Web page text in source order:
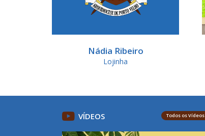
Nádia Ribeiro
Lojinha
VÍDEOS Todos os Vídeos